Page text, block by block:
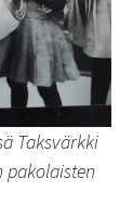
Taksvärkki
pakolaisten